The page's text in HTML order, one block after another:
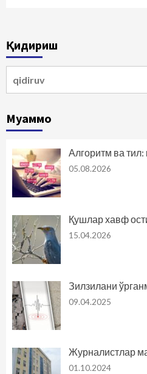
Қидириш
Муаммо
Алгоритм ва тил:
05.08.2026
Қушлар хавф
15.04.2026
Зилзилани
09.04.2025
Журналистлар
01.10.2024